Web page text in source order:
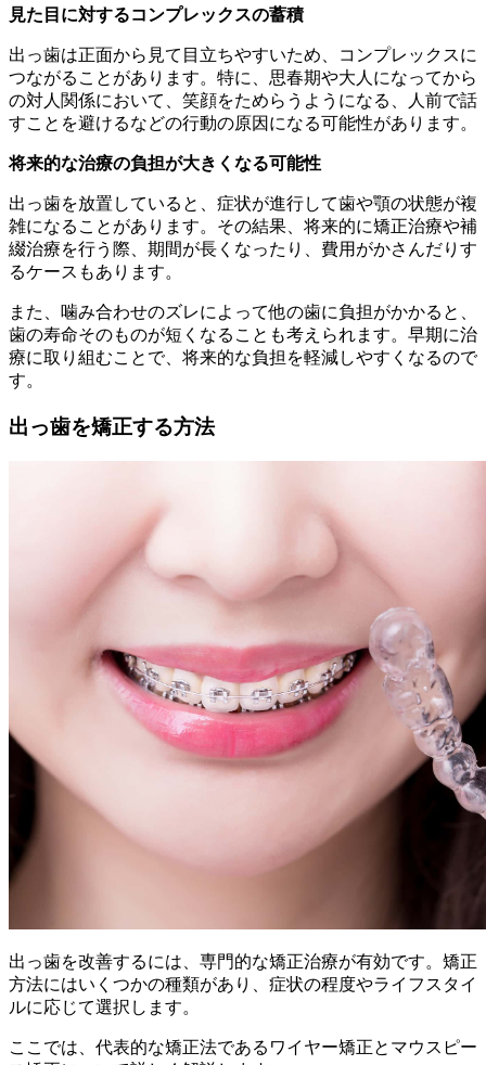
見た目に対するコンプレックスの蓄積
出っ歯は正面から見て目立ちやすいため、コンプレックスに
つながることがあります。特に、思春期や大人になってから
の対人関係において、笑顔をためらうようになる、人前で話
すことを避けるなどの行動の原因になる可能性があります。
将来的な治療の負担が大きくなる可能性
出っ歯を放置していると、症状が進行して歯や顎の状態が複
雑になることがあります。その結果、将来的に矯正治療や補
綴治療を行う際、期間が長くなったり、費用がかさんだりす
るケースもあります。
また、噛み合わせのズレによって他の歯に負担がかかると、
歯の寿命そのものが短くなることも考えられます。早期に治
療に取り組むことで、将来的な負担を軽減しやすくなるので
す。
出っ歯を矯正する方法
出っ歯を改善するには、専門的な矯正治療が有効です。矯正
方法にはいくつかの種類があり、症状の程度やライフスタイ
ルに応じて選択します。
ここでは、代表的な矯正法であるワイヤー矯正とマウスピー